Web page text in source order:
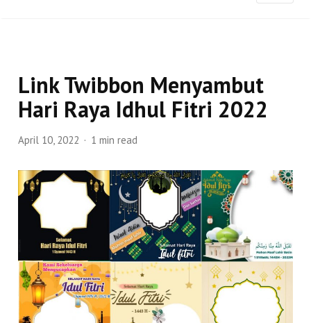
Link Twibbon Menyambut
Hari Raya Idhul Fitri 2022
April 10, 2022 1 min read